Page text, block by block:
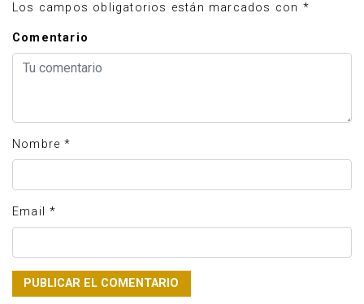
Los campos obligatorios están marcados con *
Comentario
Nombre *
Email *